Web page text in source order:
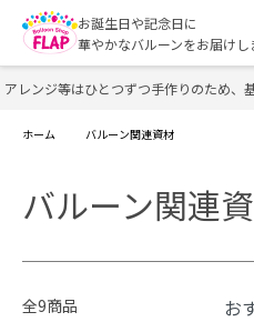
お誕生日や記念日に
華やかなバルーンをお届けし
レンジ等はひとつずつ手作りのため、
ホーム バルーン関連資材
バルーン関連
全9商品 お